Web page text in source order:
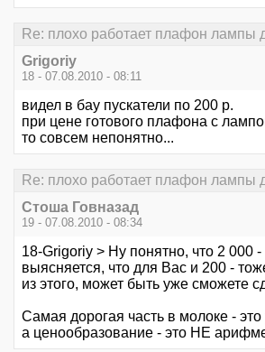
Re: плохо работает плафон лампы
Grigoriy
18 - 07.08.2010 - 08:11
видел в бау пускатели по 200 р.
при цене готового плафона с
то совсем непонятно...
Re: плохо работает плафон лампы
Стоша Говназад
19 - 07.08.2010 - 08:34
18-Grigoriy > Ну понятно, что 2 000 -
выясняется, что для Вас и 200 -
из этого, может быть уже сможете
Самая дорогая часть в молоке - это
а ценообразование - это НЕ